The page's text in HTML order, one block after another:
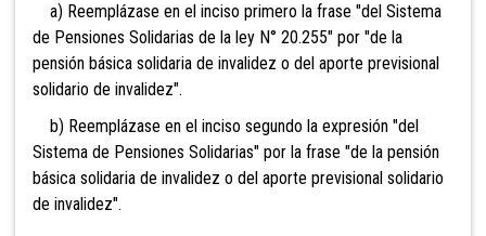
a) Reemplázase en el inciso primero la frase "del Sistema
de Pensiones Solidarias de la ley N° 20.255" por "de la
pensión básica solidaria de invalidez o del aporte previsional
solidario de invalidez".
b) Reemplázase en el inciso segundo la expresión "del
Sistema de Pensiones Solidarias" por la frase "de la pensión
básica solidaria de invalidez o del aporte previsional solidario
de invalidez".